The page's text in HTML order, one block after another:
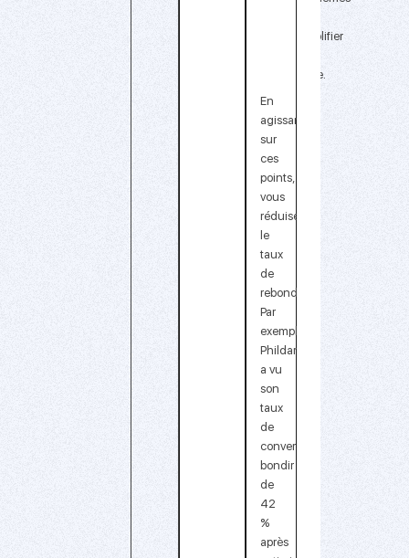
simplifier
code.
En
agissant
sur
ces
points,
vous
réduisez
le
taux
de
rebond.
Par
exemple,
Phildar
a vu
son
taux
de
conversion
bondir
de
42
%
après